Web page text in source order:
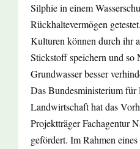
Silphie in einem
Rückhaltevermögen
Kulturen können durch ihr
Stickstoff speichern und so
Grundwasser besser
Das Bundesministerium für
Landwirtschaft hat das
Projektträger Fachagentur
gefördert. Im Rahmen